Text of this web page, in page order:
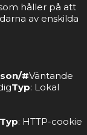
håller på att
av enskilda
#Väntande
Typ: Lokal
Typ: HTTP-cookie